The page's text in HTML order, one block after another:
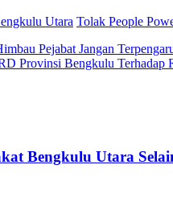
Utara Tolak People
Pejabat Jangan
Provinsi Bengkulu Terhadap
Bengkulu Utara